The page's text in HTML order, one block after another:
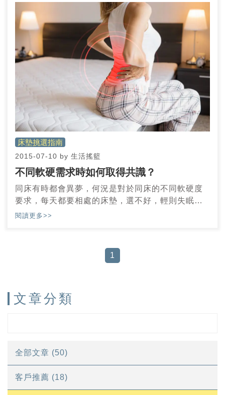
床墊挑選指南
2015-07-10 by 生活搖籃
不同軟硬需求時如何取得共識？
同床有時都會異夢，何況是對於同床的不同軟硬度
要求，每天都要相處的床墊，選不好，輕則失眠，
重則壓迫神經或產生脊椎傷害，今天要跟大家分享
閱讀更多>>
1
文章分類
全部文章 (50)
客戶推薦 (18)